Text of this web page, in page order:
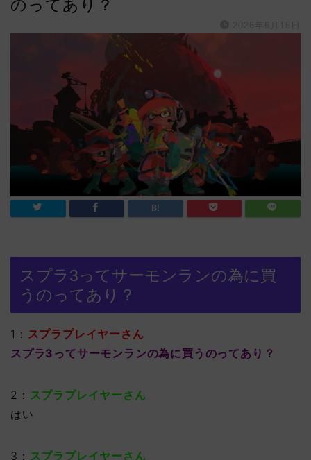
のってあり？
スプラ3ってサーモンランの為に買
うのってあり？
1： スプラプレイヤーさん
スプラ3ってサーモンランの為に買うのってあり？
2： スプラプレイヤーさん
はい
3： スプラプレイヤーさん